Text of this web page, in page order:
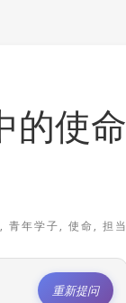
的使命
青年学子, 使命, 担当
重新提问